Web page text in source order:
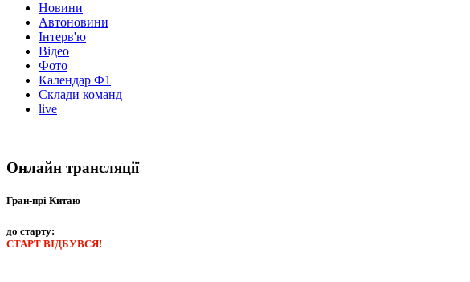
Новини
Автоновини
Інтерв'ю
Відео
Фото
Календар Ф1
Склади команд
live
Онлайн трансляції
Гран-прі Китаю
до старту:
СТАРТ ВІДБУВСЯ!